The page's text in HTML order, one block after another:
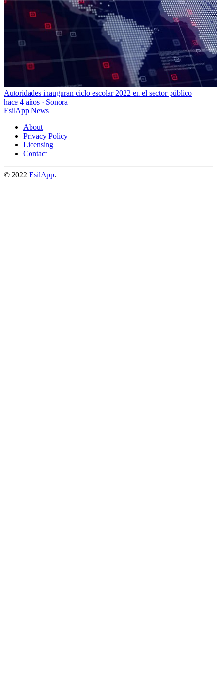
Autoridades inauguran ciclo escolar 2022 en el sector público
hace 4 años · Sonora
EsilApp News
About
Privacy Policy
Licensing
Contact
© 2022 EsilApp.